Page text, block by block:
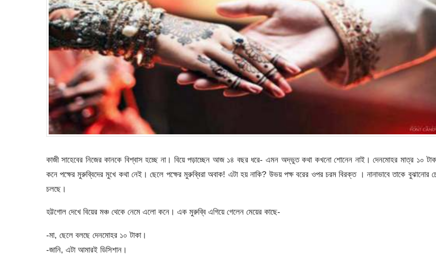
কাজী সাহেবের নিজের কানকে বিশ্বাস হচ্ছে না। বিয়ে পড়াচ্ছেন আজ ১৪ বছর ধরে- এমন অদ্ভুত কথা কখনো শোনেন নাই। দেনমোহর মাত্র ১০
কনে পক্ষের মুরুব্বিদের মুখে কথা নেই। ছেলে পক্ষের মুরুব্বিরা অবাক! এটা হয় নাকি? উভয় পক্ষ বরের ওপর চরম বিরক্ত । নানাভাবে তাকে বুঝানোর
চলছে।
হট্টগোল দেখে বিয়ের মঞ্চ থেকে নেমে এলো কনে। এক মুরুব্বি এগিয়ে গেলেন মেয়ের কাছে-
-মা, ছেলে বলছে দেনমোহর ১০ টাকা।
-জানি, এটা আমারই ডিসিশান।